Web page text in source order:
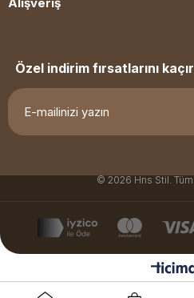
Özel indirim fırsatlarını
© 2026 Hns Stil. Tüm